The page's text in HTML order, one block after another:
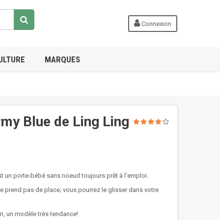
Connexion
MARQUES
Blue de Ling Ling
un porte-bébé sans noeud toujours prêt à l'emploi.
prend pas de place; vous pourrez le glisser dans votre
un modèle très tendance!